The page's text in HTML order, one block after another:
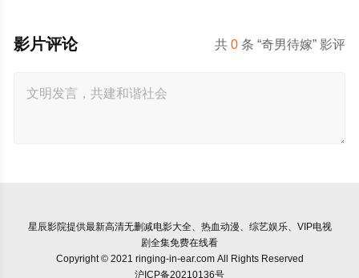
共0 条 “奇男待嫁” 影评
影片评论
星辰影院提供最新高清无删减电影大全、热血动漫、综艺娱乐、VIP电视
剧全集免费在线看
Copyright © 2021 ringing-in-ear.com All Rights Reserved
沪ICP备20210136号